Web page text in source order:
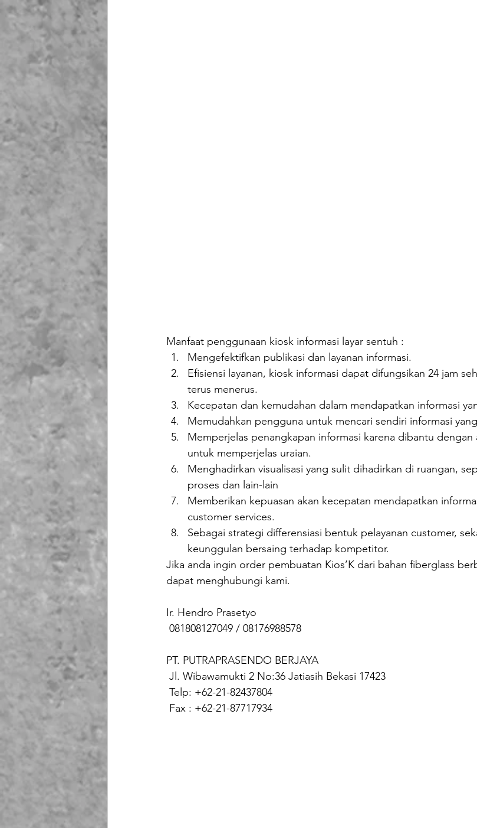
Manfaat penggunaan kiosk informasi layar sentuh :
Mengefektifkan publikasi dan layanan informasi.
Efisiensi layanan, kiosk informasi dapat difungsikan 24 jam
terus menerus.
Kecepatan dan kemudahan dalam mendapatkan informasi
Memudahkan pengguna untuk mencari sendiri informasi
Memperjelas penangkapan informasi karena dibantu dengan
untuk memperjelas uraian.
Menghadirkan visualisasi yang sulit dihadirkan di ruangan,
proses dan lain-lain
Memberikan kepuasan akan kecepatan mendapatkan
customer services.
Sebagai strategi differensiasi bentuk pelayanan customer,
keunggulan bersaing terhadap kompetitor.
Jika anda ingin order pembuatan Kios’K dari bahan fiberglass
dapat menghubungi kami.
Ir. Hendro Prasetyo
081808127049 / 08176988578
PT. PUTRAPRASENDO BERJAYA
Jl. Wibawamukti 2 No:36 Jatiasih Bekasi 17423
Telp: +62-21-82437804
Fax : +62-21-87717934